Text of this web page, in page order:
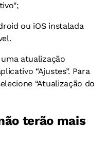
ou iOS instalada
atualização
“Ajustes”. Para
“Atualização do
terão mais